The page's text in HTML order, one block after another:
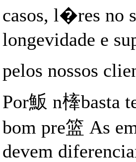
casos, l�res no
longevidade e
pelos nossos
Por魬 n㯠basta
bom pre篮 As
devem